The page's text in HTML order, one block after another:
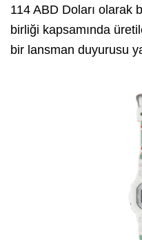
114 ABD Doları olarak
birliği kapsamında
bir lansman duyurusu